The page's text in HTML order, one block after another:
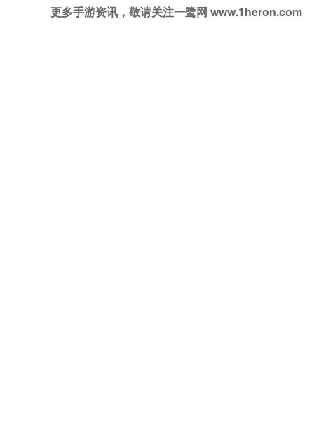
更多手游资讯，敬请关注一鹭网 www.1heron.com